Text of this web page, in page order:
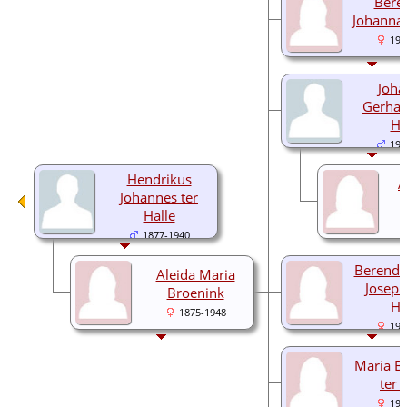
Maria
ter
Hendrikus
Johannes ter
Halle
1877-1940
Aleida Maria
Broenink
1875-1948